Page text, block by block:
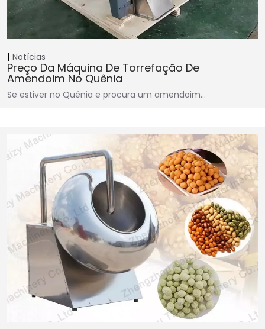
Notícias
Preço Da Máquina De Torrefação De
Amendoim No Quênia
Se estiver no Quénia e procura um amendoim…